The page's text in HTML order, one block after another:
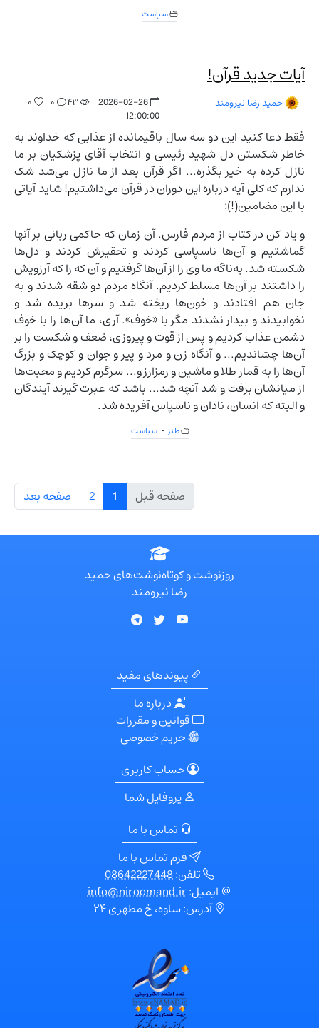
سیاست
آیات جدید قرآن!
حمید رضا نیرومند
2026-02-26
12:00:00
۴۳ ۰ ۰
فقط دعا کنید این دو سه سال باقیمانده از عذابی که خداوند به
خاطر شکستن دل شهید رئیسی و انتخاب آقای پزشکیان بر ما
نازل کرده به خیر بگذره... اگر قرآن بعد از ما نازل می‌شد شک
ندارم که کلی آیه درباره این دوران در قرآن می‌داشتیم! شاید آیاتی
با این مضامین(!):
و یاد کن در کتاب از مردم فارس. آن زمان که حاکمی ربانی بر آنها
گماشتیم و آن‌ها ناسپاسی کردند و تحقیرش کردند و دل‌ها
شکسته شد. به‌ناگه ما وی را از آن‌ها گرفتیم و آن که را که آرزویش
را داشتند بر آن‌ها مسلط کردیم. آنگاه مردم دو شقه شدند و به
جان هم افتادند و خون‌ها ریخته شد و سرها بریده شد و
نخوابیدند و بیدار نشدند مگر با «خوف». آری، ما آن‌ها را با خوف
دشمن عذاب کردیم و پس از قوت و پیروزی، ضعف و شکست را بر
آن‌ها چشاندیم... و آنگاه زن و مرد و پیر و جوان و کوچک و بزرگ
آن‌ها را به قمار طلا و ماشین و رمزارز و... سرگرم کردیم و محبت‌ها
از میانشان برفت و شد آنچه شد... باشد که عبرت گیرند آیندگان
و البته که انسان، نادان و ناسپاس آفریده شد.
طنز سیاست
صفحه قبل 1
2 صفحه بعد
روزنوشت و کوتاه‌نوشت‌های حمید
رضا نیرومند
پیوندهای مفید
درباره ما
قوانین و مقررات
حریم خصوصی
حساب کاربری
پروفایل شما
تماس با ما
فرم تماس با ما
تلفن:08642227448
ایمیل:info@niroomand.ir
آدرس: ساوه، خ مطهری ۲۴